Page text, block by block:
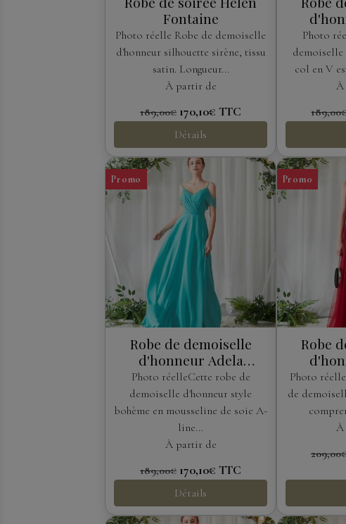
Fontaine
Photo réelle Robe de demoiselle
d'honneur silhouette sirène, tissu
satin. Longueur...
À partir de
189,00€ 170,10€TTC
Détails
Photo
demoiselle
col en V
À
Promo
Robe de demoiselle
d'honneur Adela
Designs
Photo réelleCette robe de
demoiselle d'honneur style
bohème en mousseline de soie A-
line...
À partir de
189,00€ 170,10€TTC
Détails
Promo
Robe
Photo
de
À